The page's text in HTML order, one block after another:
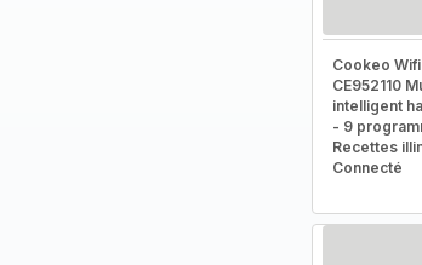
Cookeo
CE952110
intelligent
- 9
Recettes
Connecté